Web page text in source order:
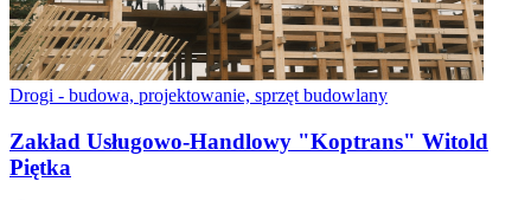
Drogi - budowa, projektowanie, sprzęt budowlany
Zakład Usługowo-Handlowy "Koptrans" Witold
Piętka